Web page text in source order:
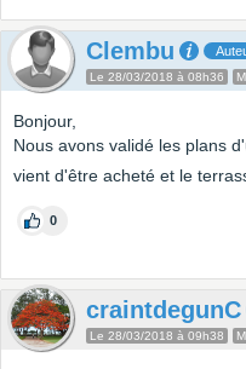
Clembu
Le 28/03/2018 à 08h36
Bonjour,
Nous avons validé les plans
vient d'être acheté et le
0
craintdegunC
Le 28/03/2018 à 09h38